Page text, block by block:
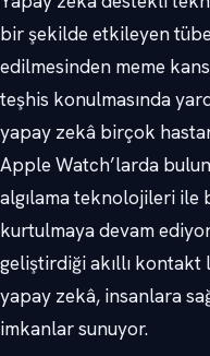
bir şekilde etkileyen
edilmesinden meme
teşhis konulmasında
yapay zekâ birçok
Apple Watch’larda
algılama teknolojileri ile
kurtulmaya devam
geliştirdiği akıllı
yapay zekâ, insanlara
imkanlar sunuyor.